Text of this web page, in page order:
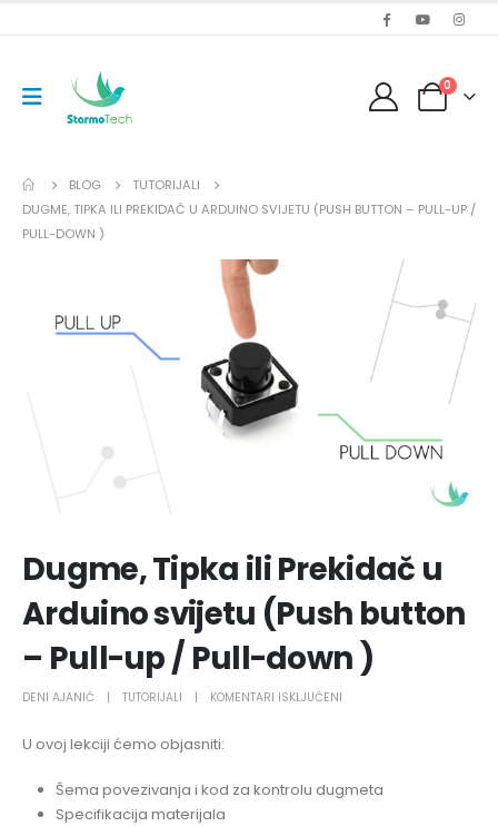
0
BLOG
TUTORIJALI
DUGME, TIPKA ILI PREKIDAČ U ARDUINO SVIJETU (PUSH BUTTON – PULL-UP /
PULL-DOWN )
Dugme, Tipka ili Prekidač u
Arduino svijetu (Push button
– Pull-up / Pull-down )
DENI AJANIĆ TUTORIJALI KOMENTARI ISKLJUČENI
PREKIDAČ
U ovoj lekciji ćemo objasniti:
Šema povezivanja i kod za kontrolu dugmeta
Specifikacija materijala